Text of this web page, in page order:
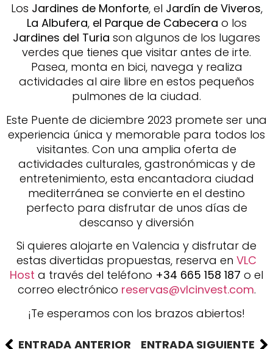
Los Jardines de Monforte, el Jardín de Viveros,
La Albufera, el Parque de Cabecera o los
Jardines del Turia son algunos de los lugares
verdes que tienes que visitar antes de irte.
Pasea, monta en bici, navega y realiza
actividades al aire libre en estos pequeños
pulmones de la ciudad.
Este Puente de diciembre 2023 promete ser una
experiencia única y memorable para todos los
visitantes. Con una amplia oferta de
actividades culturales, gastronómicas y de
entretenimiento, esta encantadora ciudad
mediterránea se convierte en el destino
perfecto para disfrutar de unos días de
descanso y diversión
Si quieres alojarte en Valencia y disfrutar de
estas divertidas propuestas, reserva en VLC
Host a través del teléfono +34 665 158 187 o el
correo electrónico reservas@vlcinvest.com.
¡Te esperamos con los brazos abiertos!
ENTRADA ANTERIOR ENTRADA SIGUIENTE